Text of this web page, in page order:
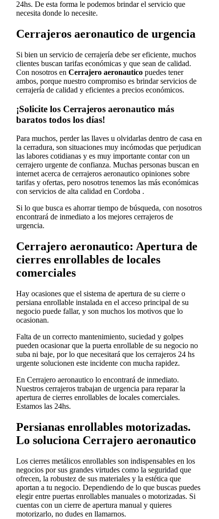
24hs. De esta forma le podemos brindar el servicio que
necesita donde lo necesite.
Cerrajeros aeronautico de urgencia
Si bien un servicio de cerrajería debe ser eficiente, muchos
clientes buscan tarifas económicas y que sean de calidad.
Con nosotros en Cerrajero aeronautico puedes tener
ambos, porque nuestro compromiso es brindar servicios de
cerrajería de calidad y eficientes a precios económicos.
¡Solicite los Cerrajeros aeronautico más
baratos todos los días!
Para muchos, perder las llaves u olvidarlas dentro de casa en
la cerradura, son situaciones muy incómodas que perjudican
las labores cotidianas y es muy importante contar con un
cerrajero urgente de confianza. Muchas personas buscan en
internet acerca de cerrajeros aeronautico opiniones sobre
tarifas y ofertas, pero nosotros tenemos las más económicas
con servicios de alta calidad en Cordoba .
Si lo que busca es ahorrar tiempo de búsqueda, con nosotros
encontrará de inmediato a los mejores cerrajeros de
urgencia.
Cerrajero aeronautico: Apertura de
cierres enrollables de locales
comerciales
Hay ocasiones que el sistema de apertura de su cierre o
persiana enrollable instalada en el acceso principal de su
negocio puede fallar, y son muchos los motivos que lo
ocasionan.
Falta de un correcto mantenimiento, suciedad y golpes
pueden ocasionar que la puerta enrollable de su negocio no
suba ni baje, por lo que necesitará que los cerrajeros 24 hs
urgente solucionen este incidente con mucha rapidez.
En Cerrajero aeronautico lo encontrará de inmediato.
Nuestros cerrajeros trabajan de urgencia para reparar la
apertura de cierres enrollables de locales comerciales.
Estamos las 24hs.
Persianas enrollables motorizadas.
Lo soluciona Cerrajero aeronautico
Los cierres metálicos enrollables son indispensables en los
negocios por sus grandes virtudes como la seguridad que
ofrecen, la robustez de sus materiales y la estética que
aportan a tu negocio. Dependiendo de lo que buscas puedes
elegir entre puertas enrollables manuales o motorizadas. Si
cuentas con un cierre de apertura manual y quieres
motorizarlo, no dudes en llamarnos.